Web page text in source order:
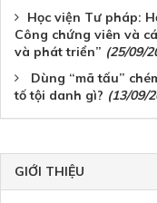
Học viện Tư pháp:
Công chứng viên và
và phát triển” (25/09/
Dùng “mã tấu”
tố tội danh gì? (13/09/
GIỚI THIỆU